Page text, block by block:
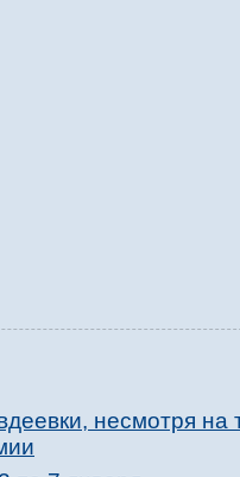
несмотря на